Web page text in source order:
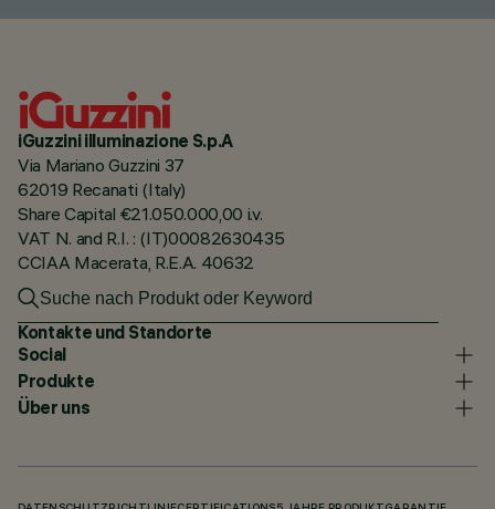
iGuzzini illuminazione S.p.A
Via Mariano Guzzini 37
62019 Recanati (Italy)
Share Capital €21.050.000,00 i.v.
VAT N. and R.I. : (IT)00082630435
CCIAA Macerata, R.E.A. 40632
Kontakte und Standorte
Social
Produkte
Über uns